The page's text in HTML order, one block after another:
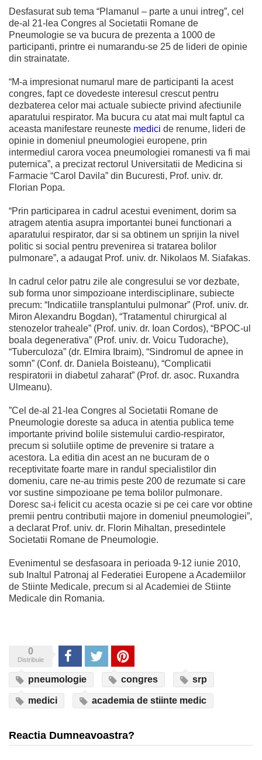
Desfasurat sub tema “Plamanul – parte a unui intreg”, cel
de-al 21-lea Congres al Societatii Romane de
Pneumologie se va bucura de prezenta a 1000 de
participanti, printre ei numarandu-se 25 de lideri de opinie
din strainatate.
“M-a impresionat numarul mare de participanti la acest
congres, fapt ce dovedeste interesul crescut pentru
dezbaterea celor mai actuale subiecte privind afectiunile
aparatului respirator. Ma bucura cu atat mai mult faptul ca
aceasta manifestare reuneste medici de renume, lideri de
opinie in domeniul pneumologiei europene, prin
intermediul carora vocea pneumologiei romanesti va fi mai
puternica”, a precizat rectorul Universitatii de Medicina si
Farmacie “Carol Davila” din Bucuresti, Prof. univ. dr.
Florian Popa.
“Prin participarea in cadrul acestui eveniment, dorim sa
atragem atentia asupra importantei bunei functionari a
aparatului respirator, dar si sa obtinem un sprijin la nivel
politic si social pentru prevenirea si tratarea bolilor
pulmonare”, a adaugat Prof. univ. dr. Nikolaos M. Siafakas.
In cadrul celor patru zile ale congresului se vor dezbate,
sub forma unor simpozioane interdisciplinare, subiecte
precum: “Indicatiile transplantului pulmonar” (Prof. univ. dr.
Miron Alexandru Bogdan), “Tratamentul chirurgical al
stenozelor traheale” (Prof. univ. dr. Ioan Cordos), “BPOC-ul
boala degenerativa” (Prof. univ. dr. Voicu Tudorache),
“Tuberculoza” (dr. Elmira Ibraim), “Sindromul de apnee in
somn” (Conf. dr. Daniela Boisteanu), “Complicatii
respiratorii in diabetul zaharat” (Prof. dr. asoc. Ruxandra
Ulmeanu).
”Cel de-al 21-lea Congres al Societatii Romane de
Pneumologie doreste sa aduca in atentia publica teme
importante privind bolile sistemului cardio-respirator,
precum si solutiile optime de prevenire si tratare a
acestora. La editia din acest an ne bucuram de o
receptivitate foarte mare in randul specialistilor din
domeniu, care ne-au trimis peste 200 de rezumate si care
vor sustine simpozioane pe tema bolilor pulmonare.
Doresc sa-i felicit cu acesta ocazie si pe cei care vor obtine
premii pentru contributii majore in domeniul pneumologiei”,
a declarat Prof. univ. dr. Florin Mihaltan, presedintele
Societatii Romane de Pneumologie.
Evenimentul se desfasoara in perioada 9-12 iunie 2010,
sub Inaltul Patronaj al Federatiei Europene a Academiilor
de Stiinte Medicale, precum si al Academiei de Stiinte
Medicale din Romania.
0
Distribuie Share Tweet Pinterest
pneumologie congres srp
medici academia de stiinte medic
Reactia Dumneavoastra?